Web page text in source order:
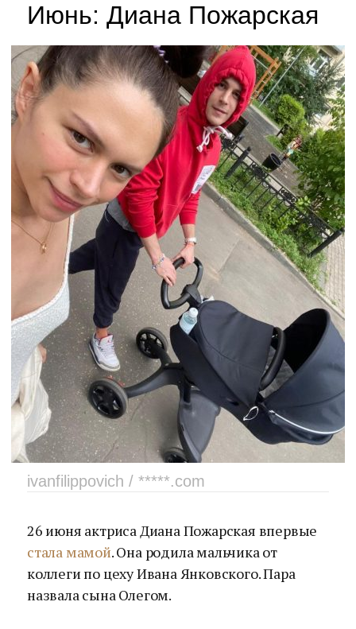
Июнь: Диана Пожарская
ivanfilippovich / *****.com
26 июня актриса Диана Пожарская впервые
стала мамой. Она родила мальчика от
коллеги по цеху Ивана Янковского. Пара
назвала сына Олегом.